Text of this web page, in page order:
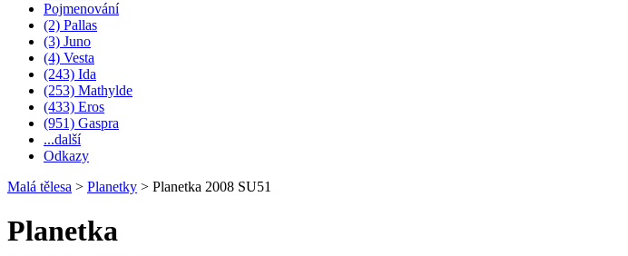
Pojmenování
(2) Pallas
(3) Juno
(4) Vesta
(243) Ida
(253) Mathylde
(433) Eros
(951) Gaspra
...další
Odkazy
Malá tělesa > Planetky > Planetka 2008 SU51
Planetka